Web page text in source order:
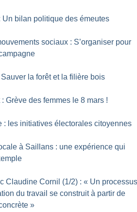
Un bilan politique des émeutes
sociaux : S’organiser pour
la forêt et la filière bois
Grève des femmes le 8 mars !
: les initiatives électorales citoyennes
à Saillans : une expérience qui
Claudine Cornil (1/2) : « Un
du travail se construit à partir de
»